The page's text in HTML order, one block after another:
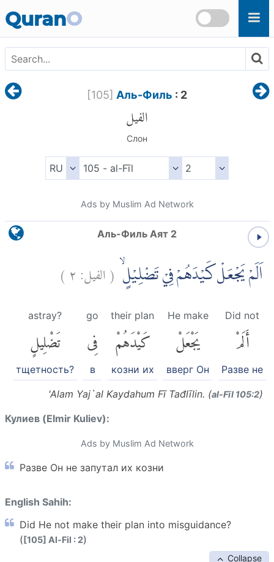
QuranO
[105] Аль-Филь : 2
الفيل
Слон
Ads by Muslim Ad Network
Аль-Филь Аят 2
اَلَمْ يَجْعَلْ كَيْدَهُمْ فِيْ تَضْلِيْلٍۙ (الفيل:٢)
Did not
أَلَمْ
Разве не
He make
يَجْعَلْ
вверг Он
their plan
كَيْدَهُمْ
козни их
go
فِى
в
astray?
تَضْلِيلٍ
тщетность?
'Alam Yaj`al Kaydahum Fī Tađlīlin. (al-Fīl 105:2)
Кулиев (Elmir Kuliev):
Ads by Muslim Ad Network
Разве Он не запутал их козни
English Sahih:
Did He not make their plan into misguidance?
([105] Al-Fil : 2)
Collapse